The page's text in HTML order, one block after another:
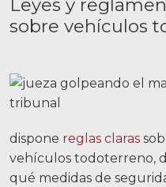
Leyes y
sobre vehículos
dispone reglas claras
vehículos todoterreno,
qué medidas de